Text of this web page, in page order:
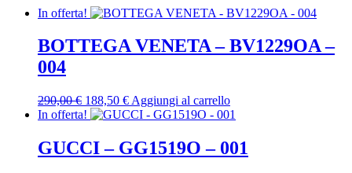
In offerta!
BOTTEGA VENETA – BV1229OA –
004
290,00€ Il
prezzo
era:
290,00 €.
188,50 €Il
prezzo
è:
188,50 €.
Aggiungi al carrello
In offerta!
GUCCI – GG1519O – 001